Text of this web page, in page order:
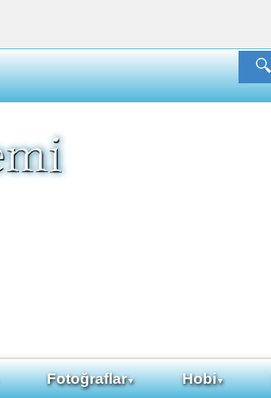
Fotoğraflar▼ Hobi▼